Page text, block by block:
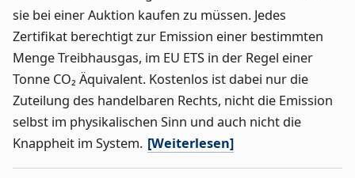
sie bei einer Auktion kaufen zu müssen. Jedes
Zertifikat berechtigt zur Emission einer bestimmten
Menge Treibhausgas, im EU ETS in der Regel einer
Tonne CO₂ Äquivalent. Kostenlos ist dabei nur die
Zuteilung des handelbaren Rechts, nicht die Emission
selbst im physikalischen Sinn und auch nicht die
Knappheit im System. [Weiterlesen]